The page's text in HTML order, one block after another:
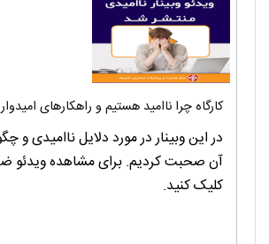
کارگاه چرا ناامید هستیم و راهکارهای
در این وبینار در مورد دلایل ناامیدی و
آن صحبت کردیم. برای مشاهده ویدئو
کلیک کنید.